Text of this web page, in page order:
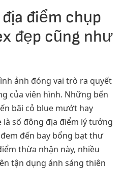
điểm chụp
đẹp cũng như
ảnh đóng vai trò ra quyết
của viên hình. Những bến
bãi cỏ blue mướt hay
số đông địa điểm lý tưởng
đến bay bổng bạt thư
thừa nhận này, nhiều
tận dụng ánh sáng thiên